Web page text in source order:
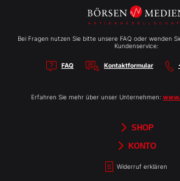
Bei Fragen nutzen Sie bitte unsere FAQ oder wenden
Kundenservice:
FAQ Kontaktformular
Erfahren Sie mehr über unser Unternehmen:
SHOP
Börsenbriefe
Aktien-Reports
HEBELTRADER
TradingDay
Newsletter
Merchandise
Gutscheine
KONTO
Widerruf erklären